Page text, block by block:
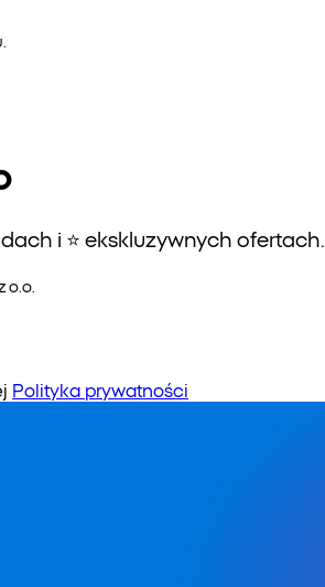
i ⭐️ ekskluzywnych ofertach.
o.o.
Polityka prywatności